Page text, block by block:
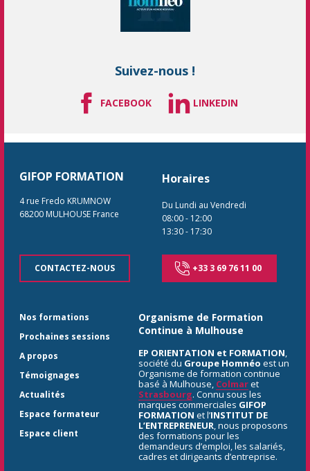
Suivez-nous !
FACEBOOK LINKEDIN
GIFOP FORMATION
4 rue Fredo KRUMNOW
68200 MULHOUSE France
CONTACTEZ-NOUS
Horaires
Du Lundi au Vendredi
08:00- 12:00
13:30- 17:30
+33 3 69 76 11 00
Nos formations
Prochaines sessions
A propos
Témoignages
Actualités
Espace formateur
Espace client
Organisme de Formation
Continue à Mulhouse
EP ORIENTATION et FORMATION,
société du Groupe Homnéo est un
Organisme de formation continue
basé à Mulhouse, Colmaret
Strasbourg. Connu sous les
marques commerciales GIFOP
FORMATION et l’INSTITUT DE
L’ENTREPRENEUR, nous proposons
des formations pour les
demandeurs d’emploi, les salariés,
cadres et dirigeants d’entreprise.